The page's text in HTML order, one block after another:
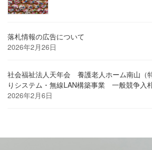
落札情報の広告について
2026年2月26日
社会福祉法人天年会 養護老人ホーム南山（
りシステム・無線LAN構築事業 一般競争入
2026年2月6日